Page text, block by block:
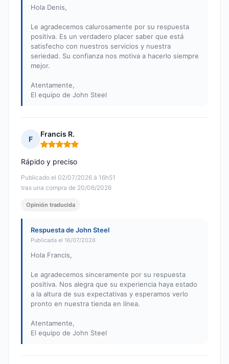
Hola Denis,
Le agradecemos calurosamente por su respuesta
positiva. Es un verdadero placer saber que está
satisfecho con nuestros servicios y nuestra
seriedad. Su confianza nos motiva a hacerlo siempre
mejor.
Atentamente,
El equipo de John Steel
F
Francis R.
Nota: 5 de 5
Publicado el 02/07/2026 à 16h51
tras una compra de 20/06/2026
Rápido y preciso
Opinión traducida
Respuesta de John Steel
Publicada el 16/07/2026
Hola Francis,
Le agradecemos sinceramente por su respuesta
positiva. Nos alegra que su experiencia haya estado
a la altura de sus expectativas y esperamos verlo
pronto en nuestra tienda en línea.
Atentamente,
El equipo de John Steel